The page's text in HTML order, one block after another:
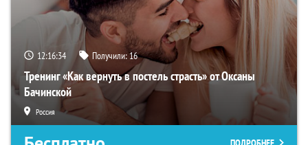
12:16:33 Получили:16
Тренинг «Как вернуть в постель страсть» от Оксаны
Бачинской
Россия